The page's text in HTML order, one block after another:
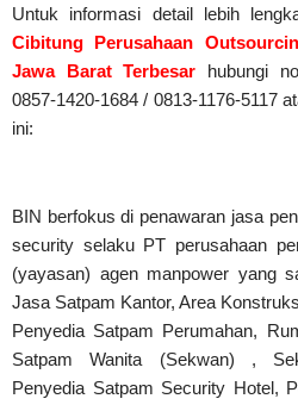
Untuk informasi detail lebih
Cibitung Perusahaan
Jawa Barat Terbesar hubungi
0857-1420-1684 / 0813-1176-5117
ini:
BIN berfokus di penawaran jasa
security selaku PT perusahaan
(yayasan) agen manpower yang
Jasa Satpam Kantor, Area
Penyedia Satpam Perumahan,
Satpam Wanita (Sekwan) ,
Penyedia Satpam Security Hotel,